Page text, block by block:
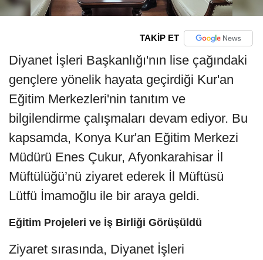
TAKİP ET
Diyanet İşleri Başkanlığı'nın lise çağındaki
gençlere yönelik hayata geçirdiği Kur'an
Eğitim Merkezleri'nin tanıtım ve
bilgilendirme çalışmaları devam ediyor. Bu
kapsamda, Konya Kur'an Eğitim Merkezi
Müdürü Enes Çukur, Afyonkarahisar İl
Müftülüğü’nü ziyaret ederek İl Müftüsü
Lütfü İmamoğlu ile bir araya geldi.
Eğitim Projeleri ve İş Birliği Görüşüldü
Ziyaret sırasında, Diyanet İşleri